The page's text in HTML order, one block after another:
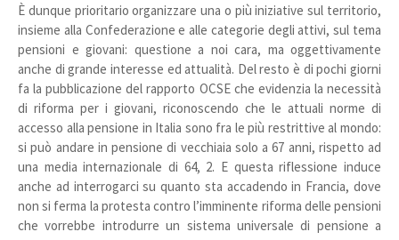
È dunque prioritario organizzare una o più iniziative sul territorio,
insieme alla Confederazione e alle categorie degli attivi, sul tema
pensioni e giovani: questione a noi cara, ma oggettivamente
anche di grande interesse ed attualità. Del resto è di pochi giorni
fa la pubblicazione del rapporto OCSE che evidenzia la necessità
di riforma per i giovani, riconoscendo che le attuali norme di
accesso alla pensione in Italia sono fra le più restrittive al mondo:
si può andare in pensione di vecchiaia solo a 67 anni, rispetto ad
una media internazionale di 64, 2. E questa riflessione induce
anche ad interrogarci su quanto sta accadendo in Francia, dove
non si ferma la protesta contro l’imminente riforma delle pensioni
che vorrebbe introdurre un sistema universale di pensione a